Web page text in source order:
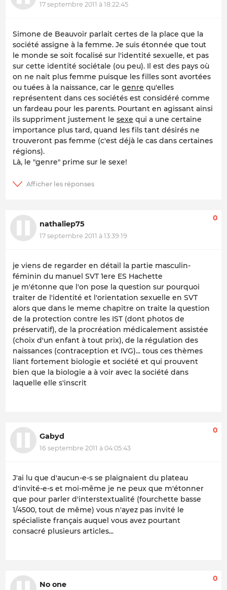
17 septembre 2011 à 18:22:45
Simone de Beauvoir parlait certes de la place que la
société assigne à la femme. Je suis étonnée que tout
le monde se soit focalisé sur l'identité sexuelle, et pas
sur cette identité sociétale (ou peu). Il est des pays où
on ne nait plus femme puisque les filles sont avortées
ou tuées à la naissance, car le genre qu'elles
représentent dans ces sociétés est considéré comme
un fardeau pour les parents. Pourtant en agissant ainsi
ils suppriment justement le sexe qui a une certaine
importance plus tard, quand les fils tant désirés ne
trouveront pas femme (c'est déjà le cas dans certaines
régions).
Là, le "genre" prime sur le sexe!
nathaliep75
17 septembre 2011 à 13:39:19
0
je viens de regarder en détail la partie masculin-
féminin du manuel SVT 1ere ES Hachette
je m'étonne que l'on pose la question sur pourquoi
traiter de l'identité et l'orientation sexuelle en SVT
alors que dans le meme chapitre on traite la question
de la protection contre les IST (dont photos de
préservatif), de la procréation médicalement assistée
(choix d'un enfant à tout prix), de la régulation des
naissances (contraception et IVG)... tous ces thèmes
liant fortement biologie et société et qui prouvent
bien que la biologie a à voir avec la société dans
laquelle elle s'inscrit
Gabyd
16 septembre 2011 à 04:05:43
0
J'ai lu que d'aucun-e-s se plaignaient du plateau
d'invité-e-s et moi-même je ne peux que m'étonner
que pour parler d'interstextualité (fourchette basse
1/4500, tout de même) vous n'ayez pas invité le
spécialiste français auquel vous avez pourtant
consacré plusieurs articles...
No one
0